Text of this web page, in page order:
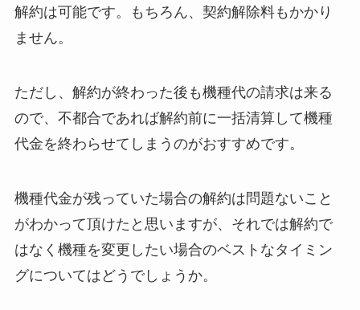
解約は可能です。もちろん、契約解除料もかかり
ません。
ただし、解約が終わった後も機種代の請求は来る
ので、不都合であれば解約前に一括清算して機種
代金を終わらせてしまうのがおすすめです。
機種代金が残っていた場合の解約は問題ないこと
がわかって頂けたと思いますが、それでは解約で
はなく機種を変更したい場合のベストなタイミン
グについてはどうでしょうか。